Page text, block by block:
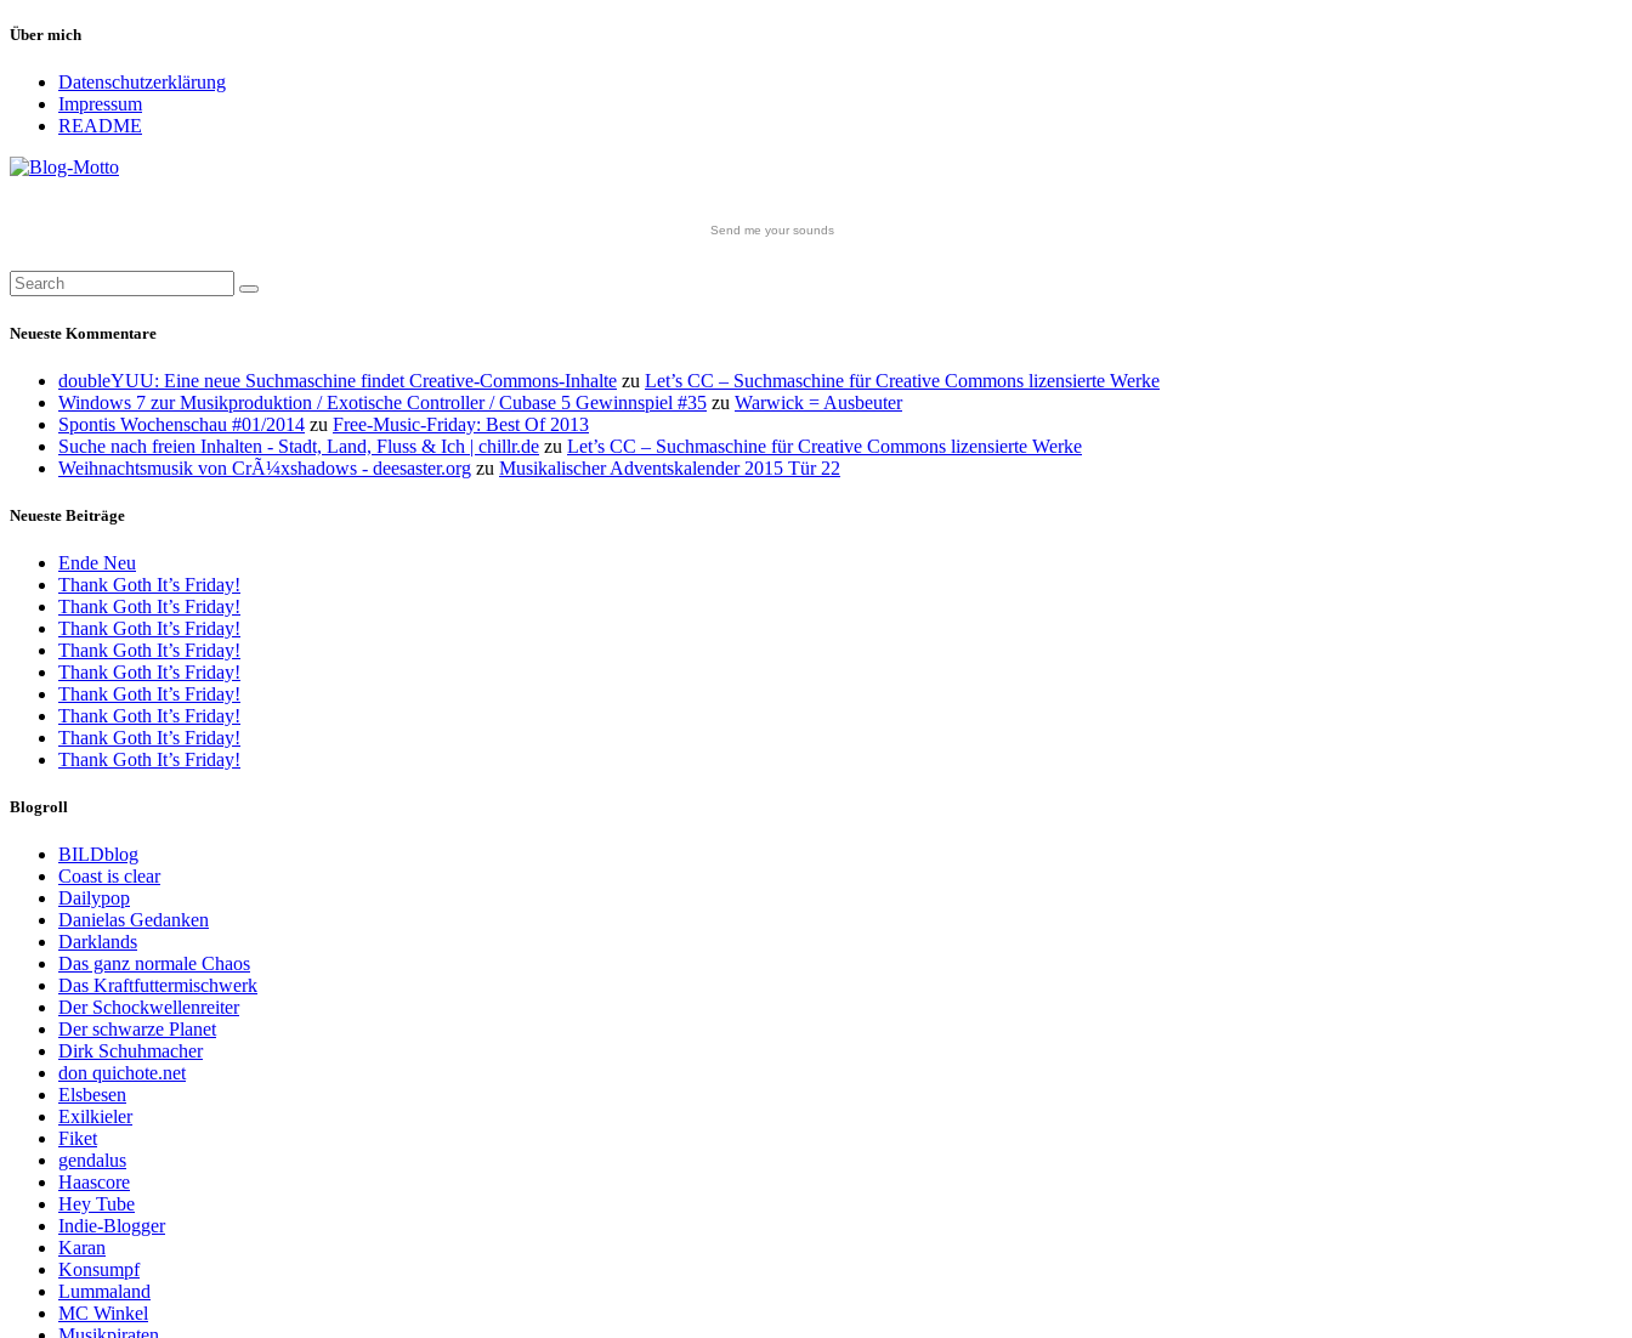
Über mich
Datenschutzerklärung
Impressum
README
Send me your sounds
Neueste Kommentare
doubleYUU: Eine neue Suchmaschine findet Creative-Commons-Inhalte zu Let’s CC – Suchmaschine für Creative Commons lizensierte Werke
Windows 7 zur Musikproduktion / Exotische Controller / Cubase 5 Gewinnspiel #35 zu Warwick = Ausbeuter
Spontis Wochenschau #01/2014 zu Free-Music-Friday: Best Of 2013
Suche nach freien Inhalten - Stadt, Land, Fluss & Ich | chillr.de zu Let’s CC – Suchmaschine für Creative Commons lizensierte Werke
Weihnachtsmusik von CrÃ¼xshadows - deesaster.org zu Musikalischer Adventskalender 2015 Tür 22
Neueste Beiträge
Ende Neu
Thank Goth It’s Friday!
Thank Goth It’s Friday!
Thank Goth It’s Friday!
Thank Goth It’s Friday!
Thank Goth It’s Friday!
Thank Goth It’s Friday!
Thank Goth It’s Friday!
Thank Goth It’s Friday!
Thank Goth It’s Friday!
Blogroll
BILDblog
Coast is clear
Dailypop
Danielas Gedanken
Darklands
Das ganz normale Chaos
Das Kraftfuttermischwerk
Der Schockwellenreiter
Der schwarze Planet
Dirk Schuhmacher
don quichote.net
Elsbesen
Exilkieler
Fiket
gendalus
Haascore
Hey Tube
Indie-Blogger
Karan
Konsumpf
Lummaland
MC Winkel